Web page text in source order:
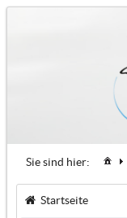
Sie sind hier:
Startseite